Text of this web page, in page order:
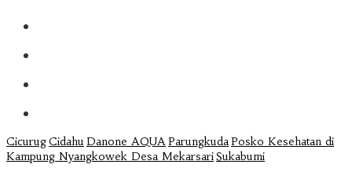
CicurugCidahu Danone AQUAParungkudaPosko Kesehatan di
Kampung Nyangkowek Desa MekarsariSukabumi